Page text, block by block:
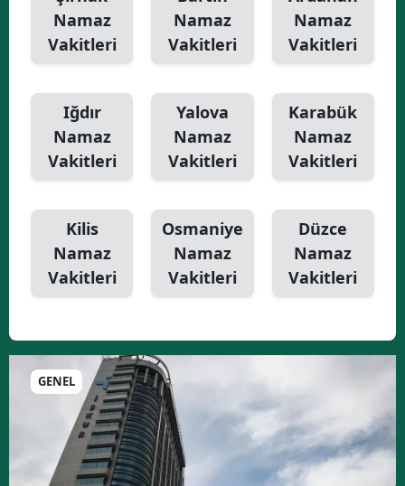
Namaz
Vakitleri
Namaz
Vakitleri
Namaz
Vakitleri
Iğdır
Namaz
Vakitleri
Yalova
Namaz
Vakitleri
Karabük
Namaz
Vakitleri
Kilis
Namaz
Vakitleri
Osmaniye
Namaz
Vakitleri
Düzce
Namaz
Vakitleri
GENEL